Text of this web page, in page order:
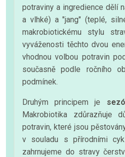
potraviny a ingredience dělí
a vlhké) a "jang" (teplé,
makrobiotickému stylu
vyváženosti těchto dvou
vhodnou volbou potravin
současně podle ročního
podmínek.
Druhým principem je
Makrobiotika zdůrazňuje
potravin, které jsou
v souladu s přírodními
zahrnujeme do stravy